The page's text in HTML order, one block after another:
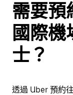
需要預
國際機
士？
透過 Uber 預約